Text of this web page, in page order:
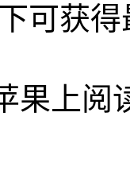
可获
果上阅